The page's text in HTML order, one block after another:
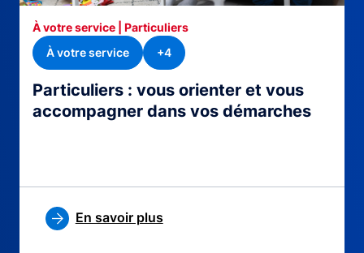
Particuliers : vous orienter et vous
accompagner dans vos démarches
À votre service | Particuliers
À votre service
+4
En savoir plus